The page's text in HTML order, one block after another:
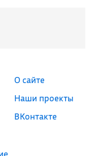
О сайте
Наши проекты
ВКонтакте